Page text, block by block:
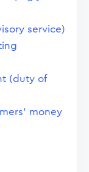
service)
(duty of
money